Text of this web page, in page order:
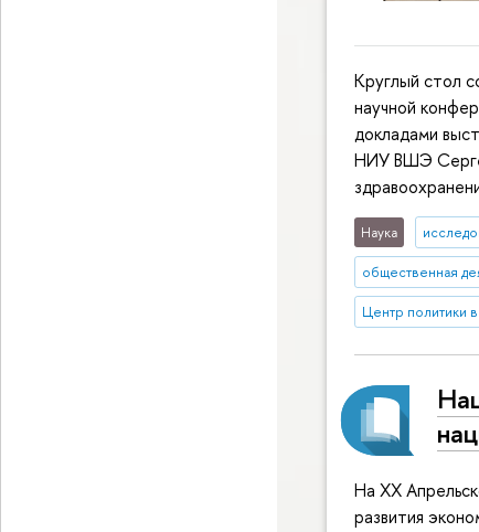
Круглый стол
научной
докладами
НИУ ВШЭ
Наука
общественная
Центр политики
На XX
развития